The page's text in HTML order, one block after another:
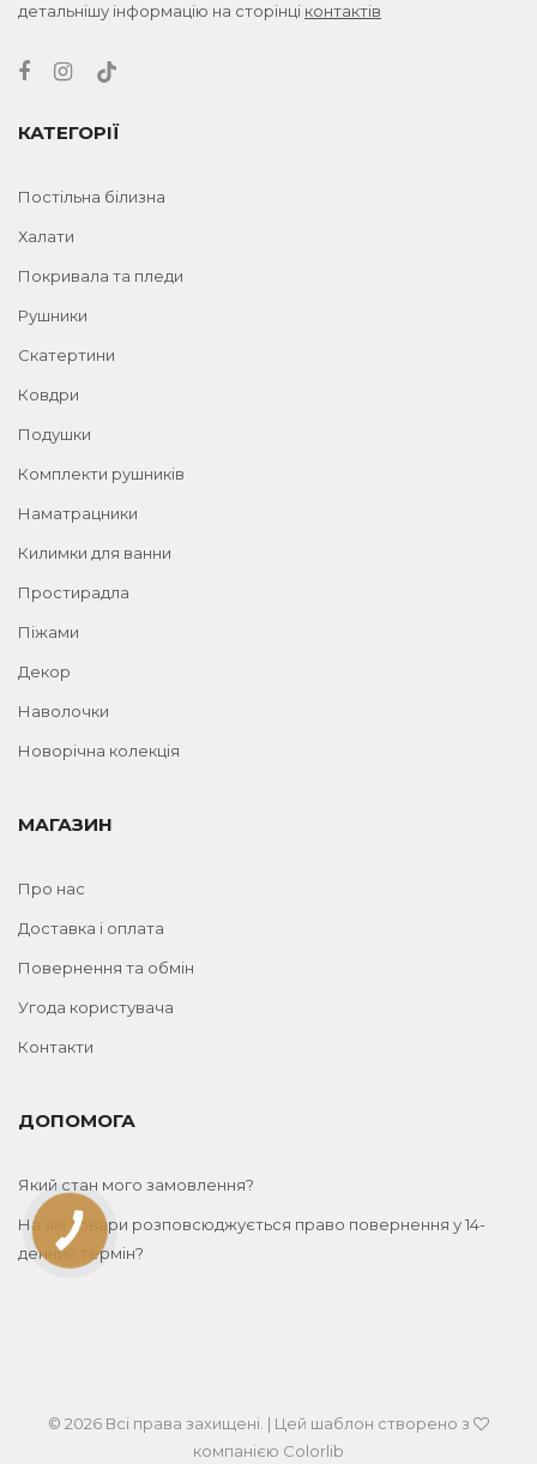
детальнішу інформацію на сторінці контактів
КАТЕГОРІЇ
Постільна білизна
Халати
Покривала та пледи
Рушники
Скатертини
Ковдри
Подушки
Комплекти рушників
Наматрацники
Килимки для ванни
Простирадла
Піжами
Декор
Наволочки
Новорічна колекція
МАГАЗИН
Про нас
Доставка і оплата
Повернення та обмін
Угода користувача
Контакти
ДОПОМОГА
Який стан мого замовлення?
На які товари розповсюджується право повернення у 14-
денний термін?
© 2026 Всі права захищені. | Цей шаблон створено з
компанією Colorlib
КНОПКА
ЗВ'ЯЗКУ